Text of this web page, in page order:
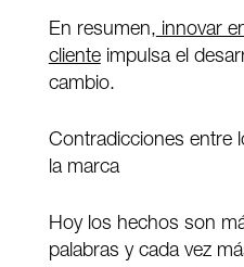
En resumen, innovar
clienteimpulsa el
cambio.
Contradicciones entre
la marca
Hoy los hechos son
palabras y cada vez